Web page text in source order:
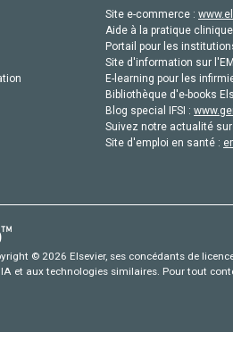
Site e-commerce :
Aide à la pratique
Portail pour les
Site d'information sur
E-learning pour les
Bibliothèque d'e-books
Blog special IFSI :
Suivez notre actualité
Site d'emploi en santé :
© 2026 Elsevier, ses concédants de
et aux technologies similaires. Pour tout